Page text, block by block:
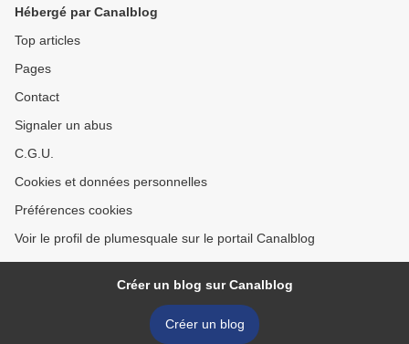
Hébergé par Canalblog
Top articles
Pages
Contact
Signaler un abus
C.G.U.
Cookies et données personnelles
Préférences cookies
Voir le profil de plumesquale sur le portail Canalblog
Créer un blog sur Canalblog
Créer un blog